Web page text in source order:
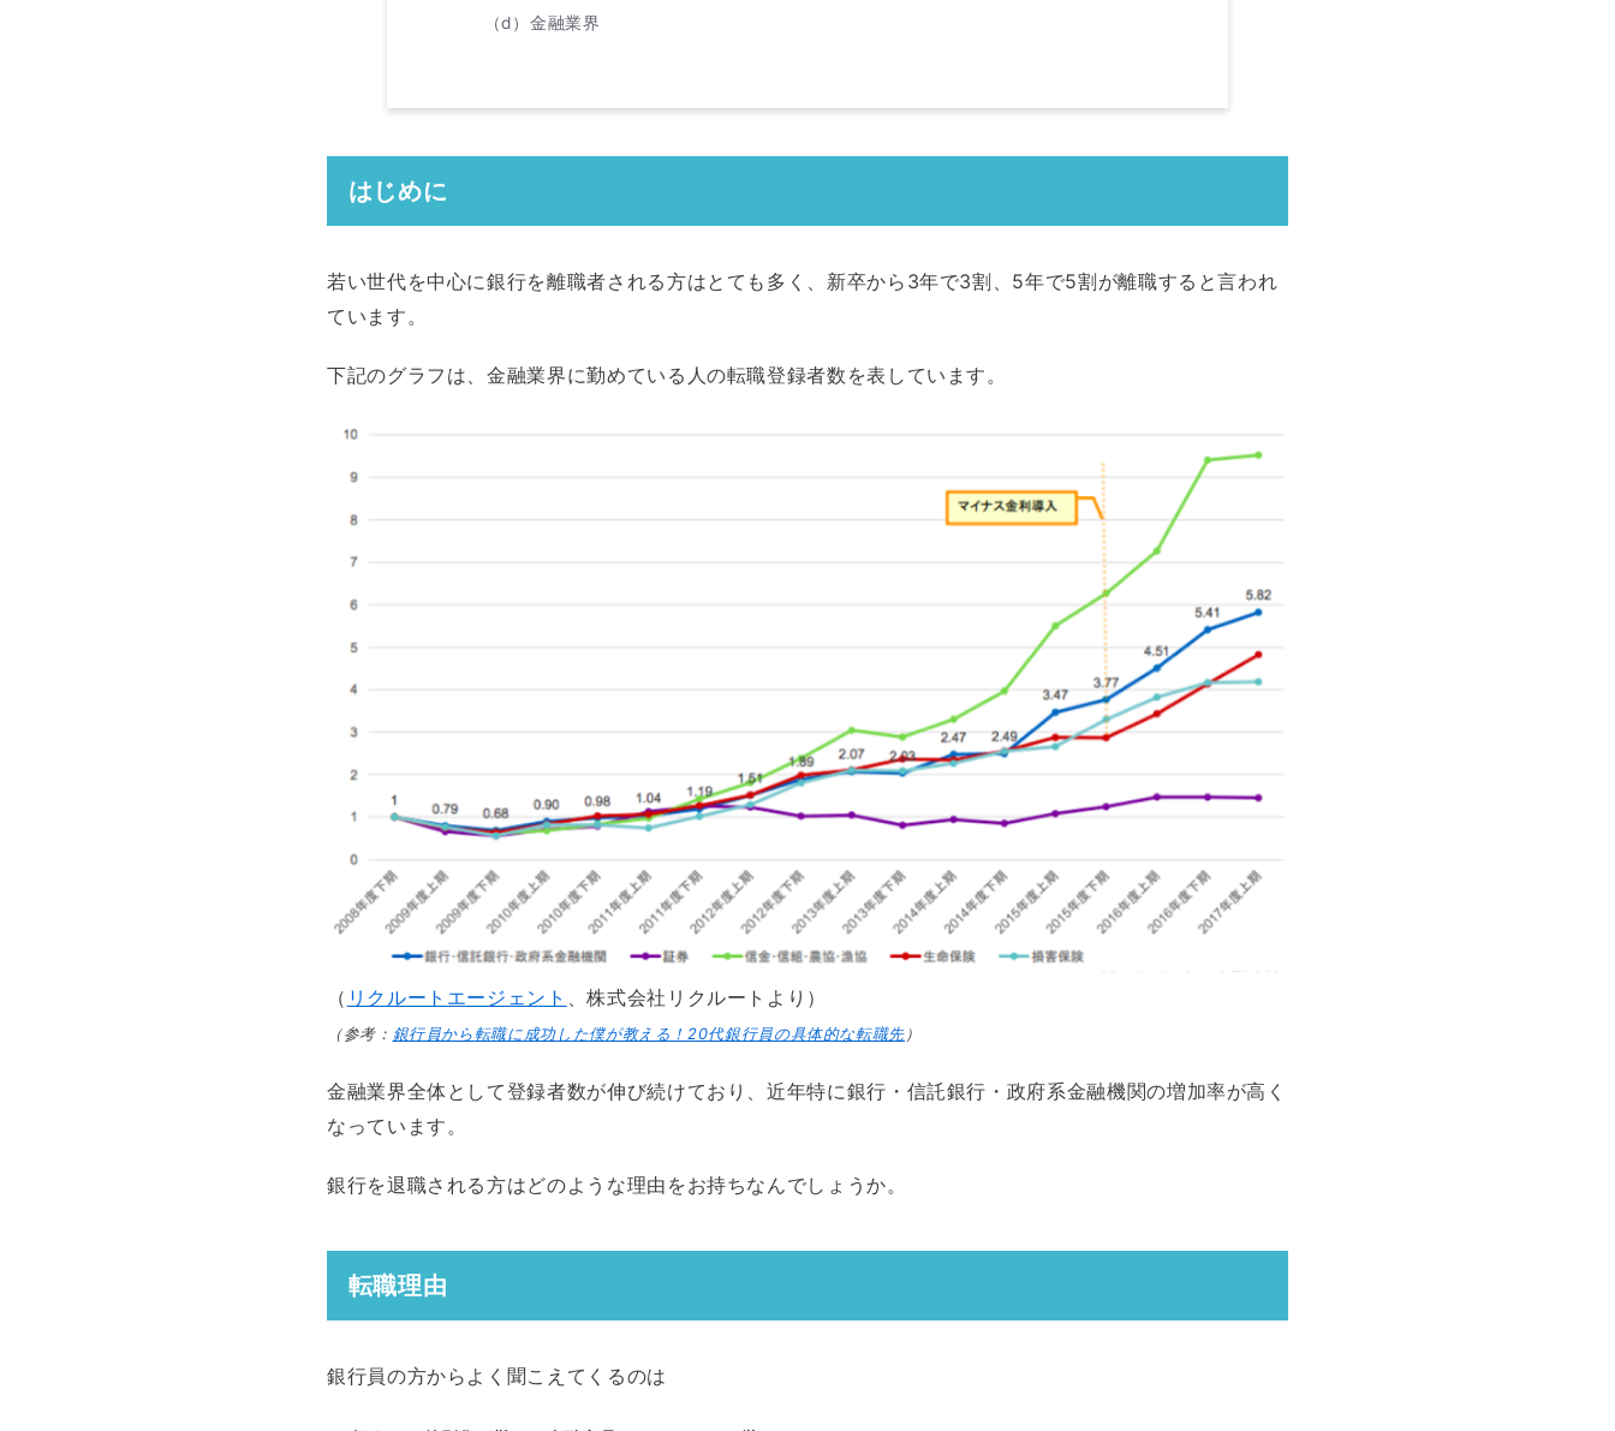
（d）金融業界
はじめに
若い世代を中心に銀行を離職者される方はとても多く、新卒から3年で3割、5年で5割が離職すると言われ
ています。
下記のグラフは、金融業界に勤めている人の転職登録者数を表しています。
（ リクルートエージェント 、株式会社リクルートより）
（参考： 銀行員から転職に成功した僕が教える！20代銀行員の具体的な転職先 ）
金融業界全体として登録者数が伸び続けており、近年特に銀行・信託銀行・政府系金融機関の増加率が高く
なっています。
銀行を退職される方はどのような理由をお持ちなんでしょうか。
転職理由
銀行員の方からよく聞こえてくるのは